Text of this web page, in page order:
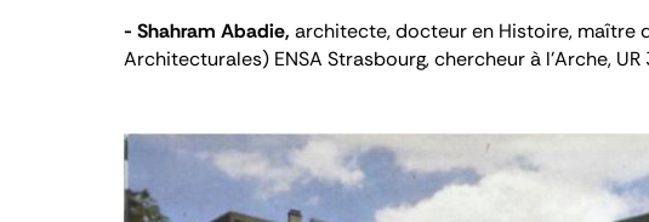
- Shahram Abadie, architecte, docteur en Histoire, maître
Architecturales) ENSA Strasbourg, chercheur à l’Arche,